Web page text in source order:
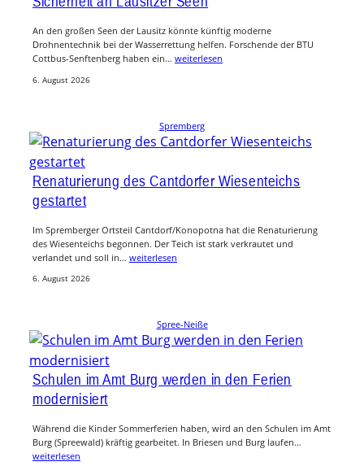
An den großen Seen der Lausitz könnte künftig moderne
Drohnentechnik bei der Wasserrettung helfen. Forschende der BTU
Cottbus-Senftenberg haben ein… weiterlesen
6. August 2026
Spremberg
Renaturierung des Cantdorfer Wiesenteichs
gestartet
Im Spremberger Ortsteil Cantdorf/Konopotna hat die Renaturierung
des Wiesenteichs begonnen. Der Teich ist stark verkrautet und
verlandet und soll in… weiterlesen
6. August 2026
Spree-Neiße
Schulen im Amt Burg werden in den Ferien
modernisiert
Während die Kinder Sommerferien haben, wird an den Schulen im Amt
Burg (Spreewald) kräftig gearbeitet. In Briesen und Burg laufen…
weiterlesen